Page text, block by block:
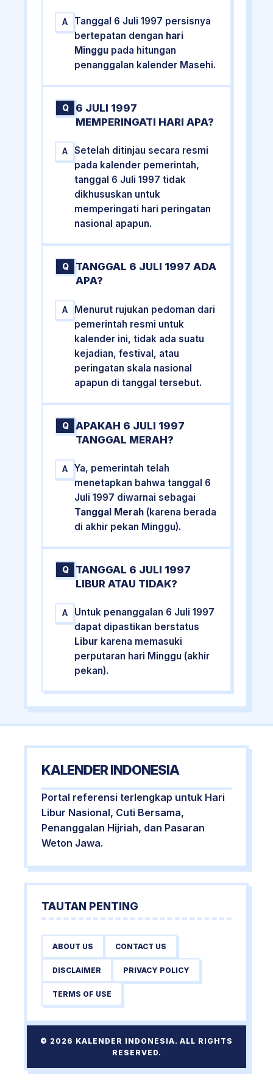
A
Tanggal 6 Juli 1997 persisnya
bertepatan dengan hari
Minggu pada hitungan
penanggalan kalender Masehi.
Q
6 JULI 1997
MEMPERINGATI HARI APA?
A
Setelah ditinjau secara resmi
pada kalender pemerintah,
tanggal 6 Juli 1997 tidak
dikhususkan untuk
memperingati hari peringatan
nasional apapun.
Q
TANGGAL 6 JULI 1997 ADA
APA?
A
Menurut rujukan pedoman dari
pemerintah resmi untuk
kalender ini, tidak ada suatu
kejadian, festival, atau
peringatan skala nasional
apapun di tanggal tersebut.
Q
APAKAH 6 JULI 1997
TANGGAL MERAH?
A
Ya, pemerintah telah
menetapkan bahwa tanggal 6
Juli 1997 diwarnai sebagai
Tanggal Merah (karena berada
di akhir pekan Minggu).
Q
TANGGAL 6 JULI 1997
LIBUR ATAU TIDAK?
A
Untuk penanggalan 6 Juli 1997
dapat dipastikan berstatus
Libur karena memasuki
perputaran hari Minggu (akhir
pekan).
KALENDER INDONESIA
Portal referensi terlengkap untuk Hari
Libur Nasional, Cuti Bersama,
Penanggalan Hijriah, dan Pasaran
Weton Jawa.
TAUTAN PENTING
ABOUT US CONTACT US
DISCLAIMER PRIVACY POLICY
TERMS OF USE
© 2026 KALENDER INDONESIA. ALL RIGHTS
RESERVED.